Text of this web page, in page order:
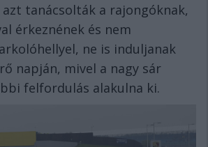
azt tanácsolták a rajongóknak,
érkeznének és nem
ne is induljanak
napján, mivel a nagy sár
felfordulás alakulna ki.